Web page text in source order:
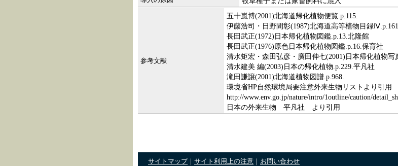
参考文献
五十嵐博(2001)北海道帰化植物便覧.p.115.
伊藤浩司・日野間彰(1987)北海道高等植物目録Ⅳ.p.161.
長田武正(1972)日本帰化植物図鑑.p.13.北隆館
長田武正(1976)原色日本帰化植物図鑑.p.16.保育社
清水矩宏・森田弘彦・廣田伸七(2001)日本帰化植物写
清水建美 編(2003)日本の帰化植物.p.229.平凡社
滝田謙譲(2001)北海道植物図譜.p.968.
環境省HP自然環境局要注意外来生物リストより引用
http://www.env.go.jp/nature/intro/1outline/caution/
日本の外来生物 平凡社 より引用
サイトマップ サイト利用上の注意 お問い合わせ